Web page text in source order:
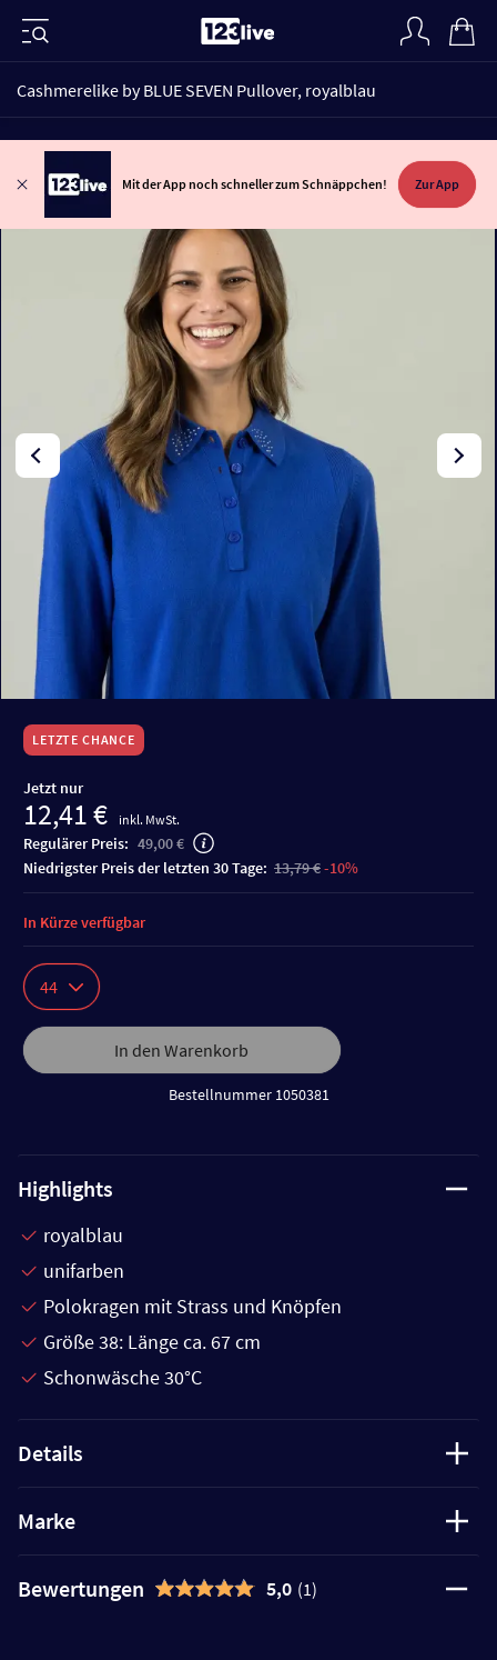
Cashmerelike by BLUE SEVEN Pullover, royalblau
Mit der App noch schneller zum Schnäppchen! Zur App
LETZTE CHANCE
Jetzt nur
12,41 € inkl. MwSt.
Regulärer Preis: 49,00 €
niedrigster Preis der letzten 30 Tage: 13,79 €-10%
44
In den Warenkorb
Bestellnummer 1050381
In Kürze verfügbar
Highlights
royalblau
unifarben
Polokragen mit Strass und Knöpfen
Größe 38: Länge ca. 67 cm
Schonwäsche 30°C
Details
Marke
Bewertungen 5,0 (1)